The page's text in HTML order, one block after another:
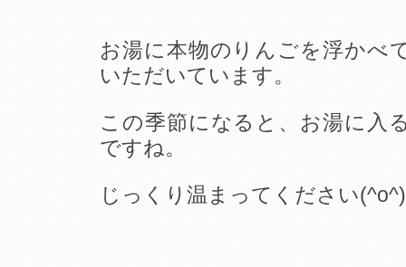
お湯に本物のりんごを浮かべ
いただいています。
この季節になると、お湯に入
ですね。
じっくり温まってください